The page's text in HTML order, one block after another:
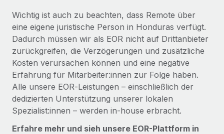
Wichtig ist auch zu beachten, dass Remote über
eine eigene juristische Person in Honduras verfügt.
Dadurch müssen wir als EOR nicht auf Drittanbieter
zurückgreifen, die Verzögerungen und zusätzliche
Kosten verursachen können und eine negative
Erfahrung für Mitarbeiter:innen zur Folge haben.
Alle unsere EOR‑Leistungen – einschließlich der
dedizierten Unterstützung unserer lokalen
Spezialist:innen – werden in-house erbracht.
Erfahre mehr und sieh unsere EOR-Plattform in